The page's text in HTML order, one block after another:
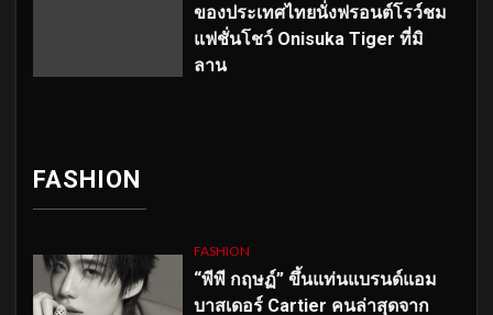
ของประเทศไทยนั่งฟรอนต์โรว์ชม
แฟชั่นโชว์ Onisuka Tiger ที่มิ
ลาน
FASHION
FASHION
“พีพี กฤษฏ์” ขึ้นแท่นแบรนด์แอม
บาสเดอร์ Cartier คนล่าสุดจาก